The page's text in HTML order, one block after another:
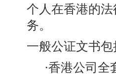
个人在香港的
务。
一般公证文书
·香港公司全